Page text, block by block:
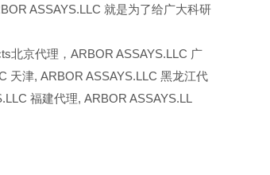
ASSAYS.LLC 就是为了给广大科研
北京代理，ARBOR ASSAYS.LLC 广
天津, ARBOR ASSAYS.LLC 黑龙江代
福建代理, ARBOR ASSAYS.LL